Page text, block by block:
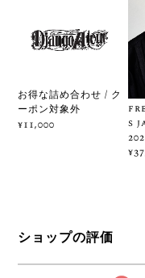
お得な詰め合わせ / ク
ーポン対象外
¥11,000
s
ショップの評価